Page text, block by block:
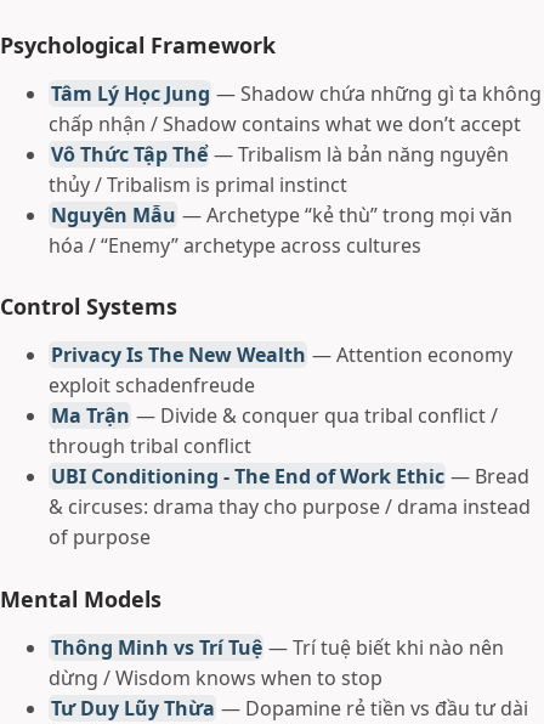
Psychological Framework
Tâm Lý Học Jung — Shadow chứa những gì ta không
chấp nhận / Shadow contains what we don’t accept
Vô Thức Tập Thể — Tribalism là bản năng nguyên
thủy / Tribalism is primal instinct
Nguyên Mẫu — Archetype “kẻ thù” trong mọi văn
hóa / “Enemy” archetype across cultures
Control Systems
Privacy Is The New Wealth — Attention economy
exploit schadenfreude
Ma Trận — Divide & conquer qua tribal conflict /
through tribal conflict
UBI Conditioning - The End of Work Ethic — Bread
& circuses: drama thay cho purpose / drama instead
of purpose
Mental Models
Thông Minh vs Trí Tuệ — Trí tuệ biết khi nào nên
dừng / Wisdom knows when to stop
Tư Duy Lũy Thừa — Dopamine rẻ tiền vs đầu tư dài